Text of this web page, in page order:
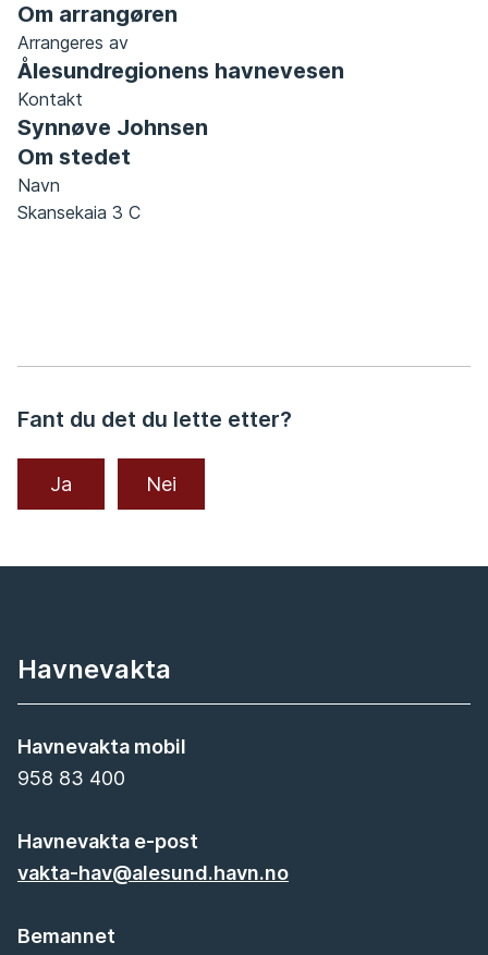
Om arrangøren
Arrangeres av
Ålesundregionens havnevesen
Kontakt
Synnøve Johnsen
Om stedet
Navn
Skansekaia 3 C
Fant du det du lette etter?
Ja Nei
Havnevakta
Havnevakta mobil
958 83 400
Havnevakta e-post
vakta-hav@alesund.havn.no
Bemannet